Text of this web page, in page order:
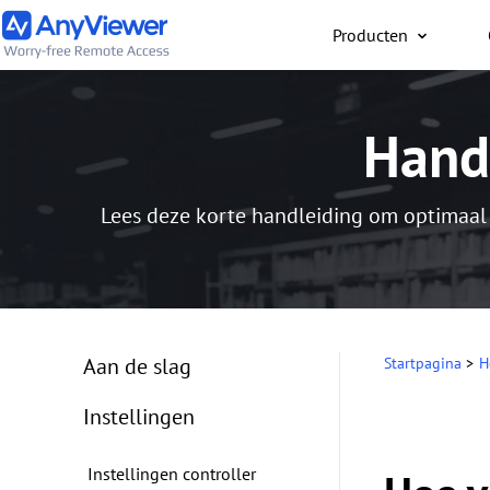
Producten
Individueel
Gratis toegang tot
en game-pc vanaf
pc/Mac/telefoon, waar
bent
Lees deze korte handleiding om
Aan de slag
Instellingen
Instellingen controller
Startpagina >